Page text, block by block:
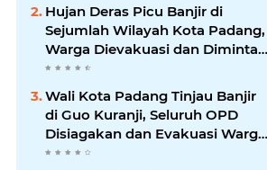
Hujan Deras Picu Banjir di
Sejumlah Wilayah Kota Padang,
Warga Dievakuasi dan Diminta
Waspada Banjir Susulan
Wali Kota Padang Tinjau Banjir
di Guo Kuranji, Seluruh OPD
Disiagakan dan Evakuasi Warga
Dipercepat